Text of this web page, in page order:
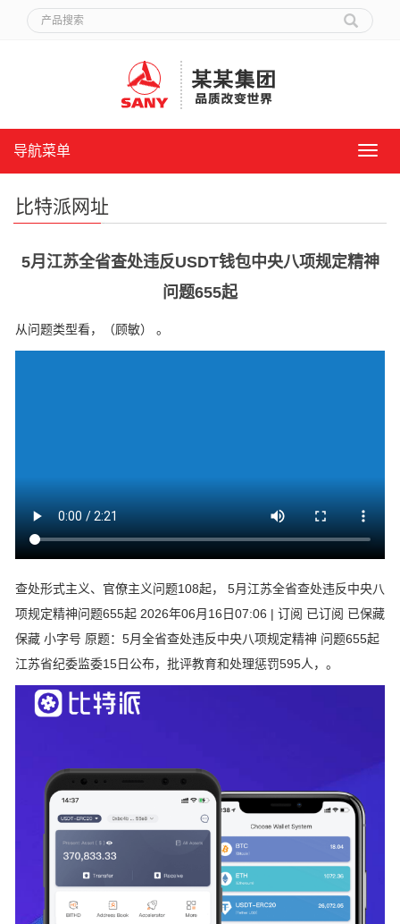
导
导航菜单
比特派网址
5月江苏全省查处违反USDT钱包中央八项规定精神
问题655起
从问题类型看，（顾敏） 。
查处形式主义、官僚主义问题108起， 5月江苏全省查处违反中央八
项规定精神问题655起 2026年06月16日07:06 | 订阅 已订阅 已保藏
保藏 小字号 原题：5月全省查处违反中央八项规定精神 问题655起
江苏省纪委监委15日公布，批评教育和处理惩罚595人，。